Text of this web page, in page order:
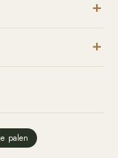
palen